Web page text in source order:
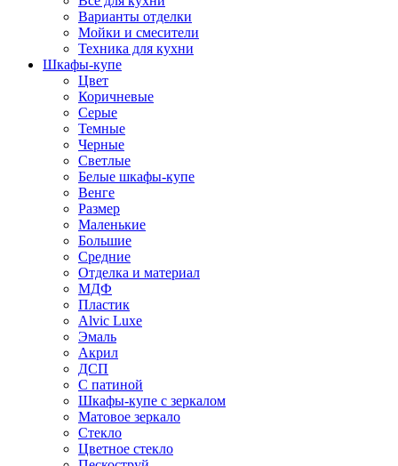
Варианты отделки
Мойки и смесители
Техника для кухни
Шкафы-купе
Цвет
Коричневые
Серые
Темные
Черные
Светлые
Белые шкафы-купе
Венге
Размер
Маленькие
Большие
Средние
Отделка и материал
МДФ
Пластик
Alvic Luxe
Эмаль
Акрил
ДСП
С патиной
Шкафы-купе с зеркалом
Матовое зеркало
Стекло
Цветное стекло